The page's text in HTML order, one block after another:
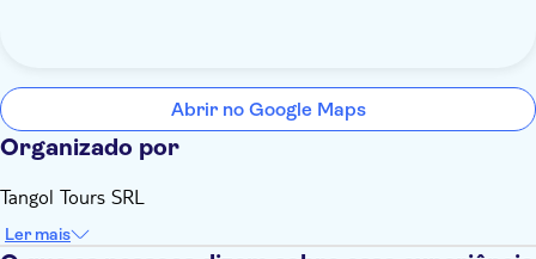
Abrir no Google Maps
Organizado por
Tangol Tours SRL
Ler mais